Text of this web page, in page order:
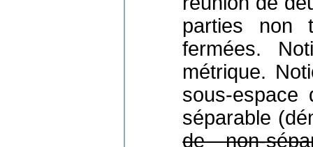
parties non
fermées.
métrique.
sous-espace
séparable
de non-